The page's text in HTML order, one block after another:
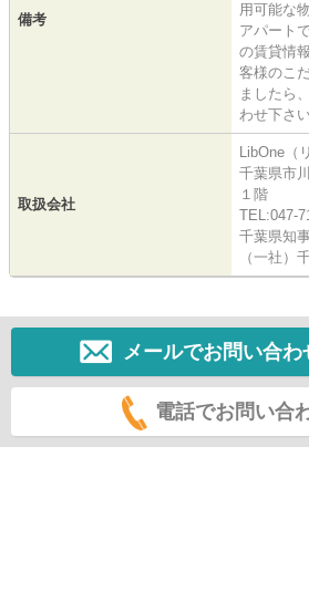
備考
用可能な
アパート
の賃貸情
客様のこ
ましたら
わせ下さい
取扱会社
LibOne（
千葉県市
１階
TEL:047-
千葉県知
（一社）
メールでお問い合わ
電話でお問い合